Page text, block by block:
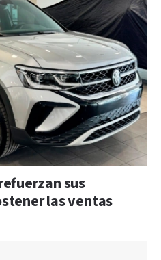
sus
las ventas